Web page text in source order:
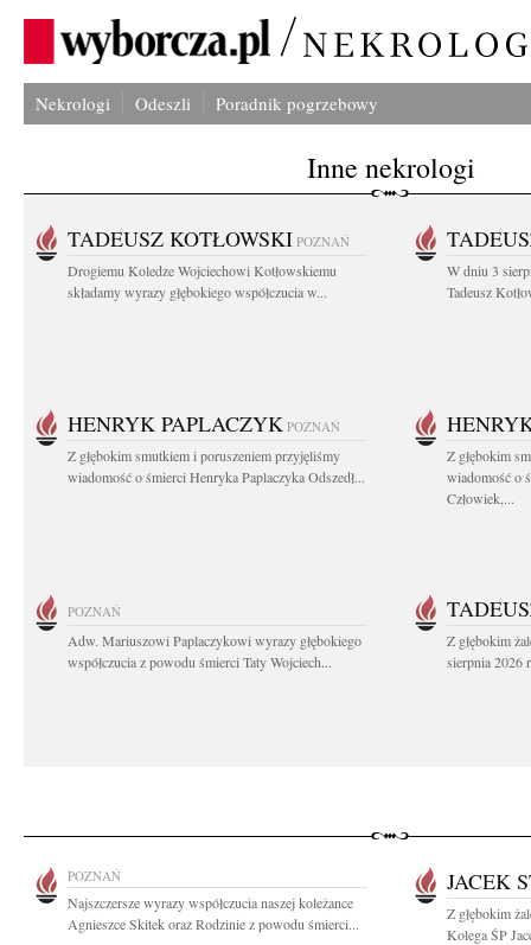
Nekrologi Odeszli Poradnik pogrzebowy
Inne nekrologi
TADEUSZ KOTŁOWSKI POZNAŃ
Drogiemu Koledze Wojciechowi Kotłowskiemu
składamy wyrazy głębokiego współczucia w...
W dniu 3
Tadeusz
HENRYK PAPLACZYK POZNAŃ
Z głębokim smutkiem i poruszeniem przyjęliśmy
wiadomość o śmierci Henryka Paplaczyka Odszedł...
Z głębokim
wiadomość o
Człowiek,...
POZNAŃ
Adw. Mariuszowi Paplaczykowi wyrazy głębokiego
współczucia z powodu śmierci Taty Wojciech...
Z głębokim
sierpnia 2026
POZNAŃ
Najszczersze wyrazy współczucia naszej koleżance
Agnieszce Skitek oraz Rodzinie z powodu śmierci...
JACEK
Z głębokim
Kolega ŚP